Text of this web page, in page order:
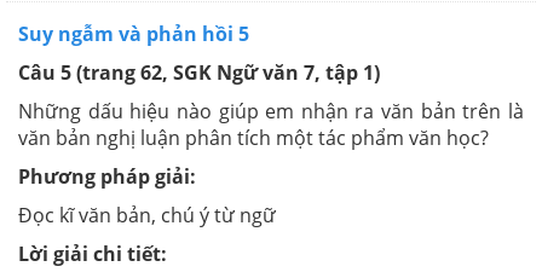
Suy ngẫm và phản hồi 5
Câu 5 (trang 62, SGK Ngữ văn 7, tập 1)
Những dấu hiệu nào giúp em nhận ra văn bản trên là
văn bản nghị luận phân tích một tác phẩm văn học?
Phương pháp giải:
Đọc kĩ văn bản, chú ý từ ngữ
Lời giải chi tiết: